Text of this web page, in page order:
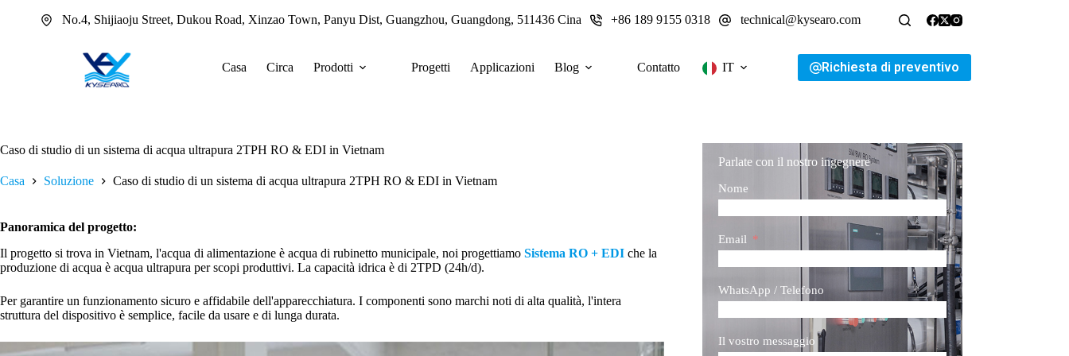
No.4, Shijiaoju Street, Dukou Road, Xinzao Town, Panyu Dist, Guangzhou, Guangdong, 511436 Cina +86 189 9155 0318 technical@kysearo.com
Casa Circa Prodotti Progetti Applicazioni Blog Contatto IT Richiesta di preventivo
Caso di studio di un sistema di acqua ultrapura 2TPH RO & EDI in Vietnam
Casa Soluzione Caso di studio di un sistema di acqua ultrapura 2TPH RO & EDI in Vietnam
Panoramica del progetto:
Il progetto si trova in Vietnam, l'acqua di alimentazione è acqua di rubinetto municipale, noi progettiamo Sistema RO + EDI che la
produzione di acqua è acqua ultrapura per scopi produttivi. La capacità idrica è di 2TPD (24h/d).
Per garantire un funzionamento sicuro e affidabile dell'apparecchiatura. I componenti sono marchi noti di alta qualità, l'intera
struttura del dispositivo è semplice, facile da usare e di lunga durata.
Parlate con il nostro ingegnere
Nome
Email
WhatsApp / Telefono
Il vostro messaggio